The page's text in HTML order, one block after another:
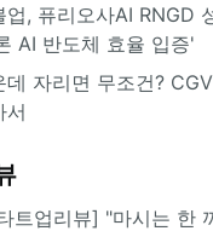
업, 퓨리오사AI RNGD
AI 반도체 효율 입증'
데 자리면 무조건?
서
트업리뷰] "마시는 한